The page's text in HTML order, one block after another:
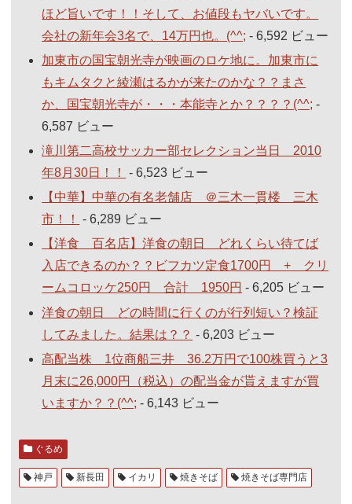
ほど旨いです！！そして、お値段もヤバいです。
会社の新年会3名で、14万円也。(^^; - 6,592 ビュー
加東市の国宝朝光寺が映画のロケ地に。加東市に
もキムタクと綾瀬はるかが来たのかな？？まさ
か、国宝朝光寺が・・・本能寺とか？？？？(^^; -
6,587 ビュー
滝川第二高校サッカー部セレクション当日 2010
年8月30日！！
- 6,523 ビュー
【中華】中華の有名老舗店 ＠三木一貫楼 三木
市！！
- 6,289 ビュー
【洋食 百名店】洋食の朝日 どれくらい待てば
入店できるのか？？ビフカツ定食1700円 + クリ
ームコロッケ250円 合計 1950円 - 6,205 ビュー
洋食の朝日 どの時間に行くのが行列短い？検証
してみました。結果は？？ - 6,203 ビュー
高配当株 1位商船三井 36.2万円で100株買うと3
月末に26,000円（税込）の配当金が貰えますが買
いますか？？(^^; - 6,143 ビュー
ぐるめ
神戸 新長田 イカリ 焼きそば 焼きそば専門店